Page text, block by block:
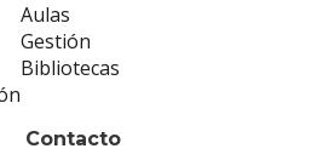
Aulas
Gestión
Bibliotecas
Contacto